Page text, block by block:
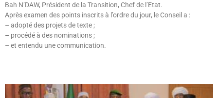
Bah N’DAW, Président de la Transition, Chef de l’Etat.
Après examen des points inscrits à l’ordre du jour, le Conseil a :
– adopté des projets de texte ;
– procédé à des nominations ;
– et entendu une communication.